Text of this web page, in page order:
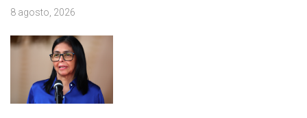
8 agosto, 2026